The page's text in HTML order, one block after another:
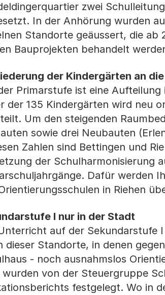
zwei
In der Anhörung wurden
Standorte geäussert, die ab
Bauprojekten behandelt
der Kindergärten an
Primarstufe ist eine
der 135 Kindergärten wird neu
Um den steigenden
sowie drei Neubauten
Zahlen sind Bettingen und
der Schulharmonisierung
Dafür werden
in Riehen
I nur in der Stadt
auf der Sekundarstufe
dieser Standorte, in denen
- noch ausnahmslos
wurden von der Steuergruppe
festgelegt. Wo in